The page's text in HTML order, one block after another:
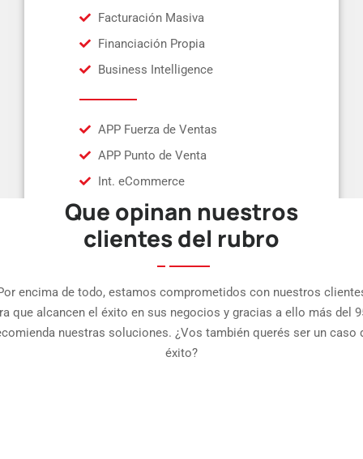
Facturación Masiva
Financiación Propia
Business Intelligence
APP Fuerza de Ventas
APP Punto de Venta
Int. eCommerce
Que opinan nuestros
clientes del rubro
encima de todo, estamos comprometidos con nuestros
que alcancen el éxito en sus negocios y gracias a ello más del
nuestras soluciones. ¿Vos también querés ser un caso
éxito?